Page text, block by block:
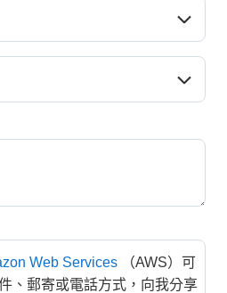
Web Services
（AWS）可
、郵寄或電話方式，向我分享